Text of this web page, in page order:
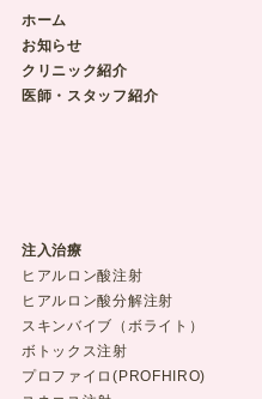
ホーム
お知らせ
クリニック紹介
医師・スタッフ紹介
注入治療
ヒアルロン酸注射
ヒアルロン酸分解注射
スキンバイブ（ボライト）
ボトックス注射
プロファイロ(PROFHIRO)